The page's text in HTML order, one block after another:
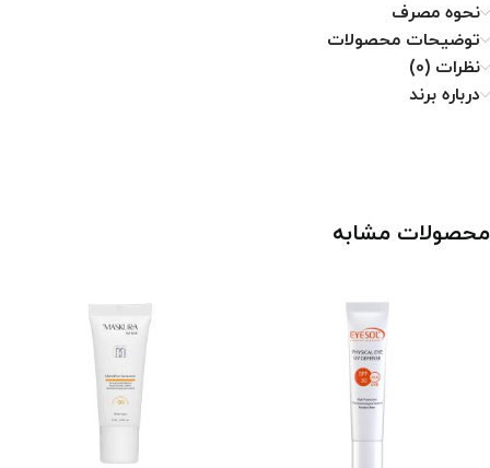
نحوه مصرف
توضیحات محصولات
نظرات (0)
درباره برند
محصولات مشابه